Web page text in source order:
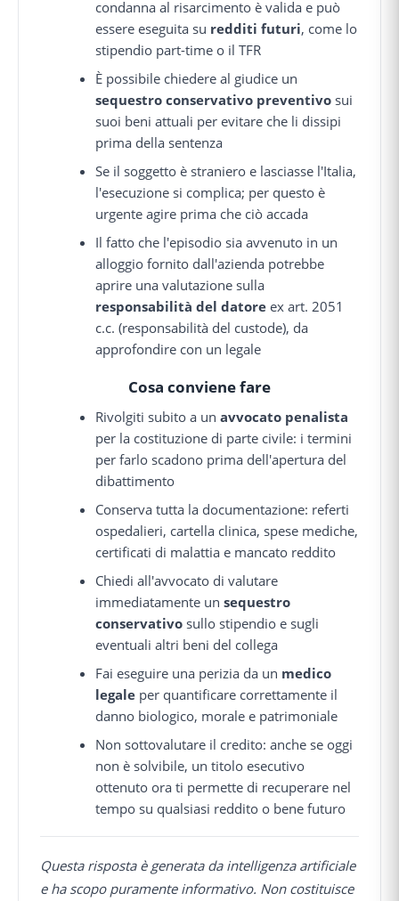
condanna al risarcimento è valida e può
essere eseguita su redditi futuri, come lo
stipendio part-time o il TFR
È possibile chiedere al giudice un
sequestro conservativo preventivo sui
suoi beni attuali per evitare che li dissipi
prima della sentenza
Se il soggetto è straniero e lasciasse l'Italia,
l'esecuzione si complica; per questo è
urgente agire prima che ciò accada
Il fatto che l'episodio sia avvenuto in un
alloggio fornito dall'azienda potrebbe
aprire una valutazione sulla
responsabilità del datore ex art. 2051
c.c. (responsabilità del custode), da
approfondire con un legale
Cosa conviene fare
Rivolgiti subito a unavvocato penalista
per la costituzione di parte civile: i termini
per farlo scadono prima dell'apertura del
dibattimento
Conserva tutta la documentazione: referti
ospedalieri, cartella clinica, spese mediche,
certificati di malattia e mancato reddito
Chiedi all'avvocato di valutare
immediatamente unsequestro
conservativo sullo stipendio e sugli
eventuali altri beni del collega
Fai eseguire una perizia da un medico
legale per quantificare correttamente il
danno biologico, morale e patrimoniale
Non sottovalutare il credito: anche se oggi
non è solvibile, un titolo esecutivo
ottenuto ora ti permette di recuperare nel
tempo su qualsiasi reddito o bene futuro
Questa risposta è generata da intelligenza artificiale
e ha scopo puramente informativo. Non costituisce